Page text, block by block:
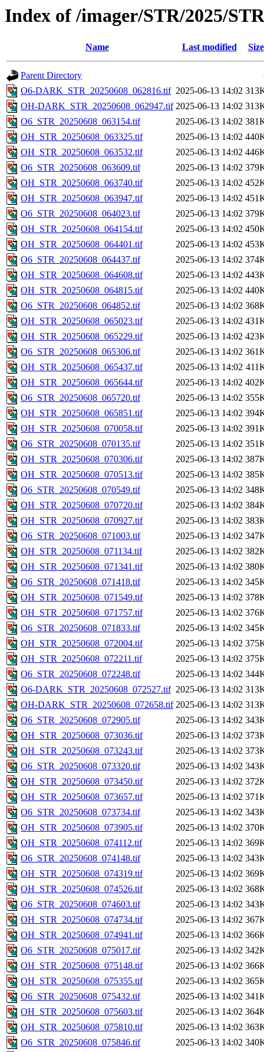
Index of /imager/STR/2025/
Name Last modified Size
Parent Directory
O6-DARK_STR_20250608_062816.tif 2025-06-13 14:02
OH-DARK_STR_20250608_062947.tif 2025-06-13 14:02
O6_STR_20250608_063154.tif
2025-06-13 14:02
OH_STR_20250608_063325.tif
2025-06-13 14:02
OH_STR_20250608_063532.tif
2025-06-13 14:02
O6_STR_20250608_063609.tif
2025-06-13 14:02
OH_STR_20250608_063740.tif
2025-06-13 14:02
OH_STR_20250608_063947.tif
2025-06-13 14:02
O6_STR_20250608_064023.tif
2025-06-13 14:02
OH_STR_20250608_064154.tif
2025-06-13 14:02
OH_STR_20250608_064401.tif
2025-06-13 14:02
O6_STR_20250608_064437.tif
2025-06-13 14:02
OH_STR_20250608_064608.tif
2025-06-13 14:02
OH_STR_20250608_064815.tif
2025-06-13 14:02
O6_STR_20250608_064852.tif
2025-06-13 14:02
OH_STR_20250608_065023.tif
2025-06-13 14:02
OH_STR_20250608_065229.tif
2025-06-13 14:02
O6_STR_20250608_065306.tif
2025-06-13 14:02
OH_STR_20250608_065437.tif
2025-06-13 14:02
OH_STR_20250608_065644.tif
2025-06-13 14:02
O6_STR_20250608_065720.tif
2025-06-13 14:02
OH_STR_20250608_065851.tif
2025-06-13 14:02
OH_STR_20250608_070058.tif
2025-06-13 14:02
O6_STR_20250608_070135.tif
2025-06-13 14:02
OH_STR_20250608_070306.tif
2025-06-13 14:02
OH_STR_20250608_070513.tif
2025-06-13 14:02
O6_STR_20250608_070549.tif
2025-06-13 14:02
OH_STR_20250608_070720.tif
2025-06-13 14:02
OH_STR_20250608_070927.tif
2025-06-13 14:02
O6_STR_20250608_071003.tif
2025-06-13 14:02
OH_STR_20250608_071134.tif
2025-06-13 14:02
OH_STR_20250608_071341.tif
2025-06-13 14:02
O6_STR_20250608_071418.tif
2025-06-13 14:02
OH_STR_20250608_071549.tif
2025-06-13 14:02
OH_STR_20250608_071757.tif
2025-06-13 14:02
O6_STR_20250608_071833.tif
2025-06-13 14:02
OH_STR_20250608_072004.tif
2025-06-13 14:02
OH_STR_20250608_072211.tif
2025-06-13 14:02
O6_STR_20250608_072248.tif
2025-06-13 14:02
O6-DARK_STR_20250608_072527.tif 2025-06-13 14:02
OH-DARK_STR_20250608_072658.tif 2025-06-13 14:02
O6_STR_20250608_072905.tif
2025-06-13 14:02
OH_STR_20250608_073036.tif
2025-06-13 14:02
OH_STR_20250608_073243.tif
2025-06-13 14:02
O6_STR_20250608_073320.tif
2025-06-13 14:02
OH_STR_20250608_073450.tif
2025-06-13 14:02
OH_STR_20250608_073657.tif
2025-06-13 14:02
O6_STR_20250608_073734.tif
2025-06-13 14:02
OH_STR_20250608_073905.tif
2025-06-13 14:02
OH_STR_20250608_074112.tif
2025-06-13 14:02
O6_STR_20250608_074148.tif
2025-06-13 14:02
OH_STR_20250608_074319.tif
2025-06-13 14:02
OH_STR_20250608_074526.tif
2025-06-13 14:02
O6_STR_20250608_074603.tif
2025-06-13 14:02
OH_STR_20250608_074734.tif
2025-06-13 14:02
OH_STR_20250608_074941.tif
2025-06-13 14:02
O6_STR_20250608_075017.tif
2025-06-13 14:02
OH_STR_20250608_075148.tif
2025-06-13 14:02
OH_STR_20250608_075355.tif
2025-06-13 14:02
O6_STR_20250608_075432.tif
2025-06-13 14:02
OH_STR_20250608_075603.tif
2025-06-13 14:02
OH_STR_20250608_075810.tif
2025-06-13 14:02
O6_STR_20250608_075846.tif
2025-06-13 14:02